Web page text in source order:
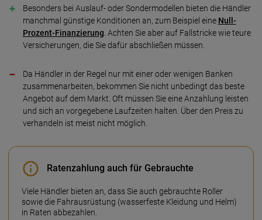
Besonders bei Auslauf- oder Sondermodellen bieten die Händler
manchmal günstige Konditionen an, zum Beispiel eine Null-
Prozent-Finanzierung. Achten Sie aber auf Fallstricke wie teure
Versicherungen, die Sie dafür abschließen müssen.
Da Händler in der Regel nur mit einer oder wenigen Banken
zusammenarbeiten, bekommen Sie nicht unbedingt das beste
Angebot auf dem Markt. Oft müssen Sie eine Anzahlung leisten
und sich an vorgegebene Laufzeiten halten. Über den Preis zu
verhandeln ist meist nicht möglich.
Ratenzahlung auch für Gebrauchte
Viele Händler bieten an, dass Sie auch gebrauchte Roller
sowie die Fahrausrüstung (wasserfeste Kleidung und Helm)
in Raten abbezahlen.